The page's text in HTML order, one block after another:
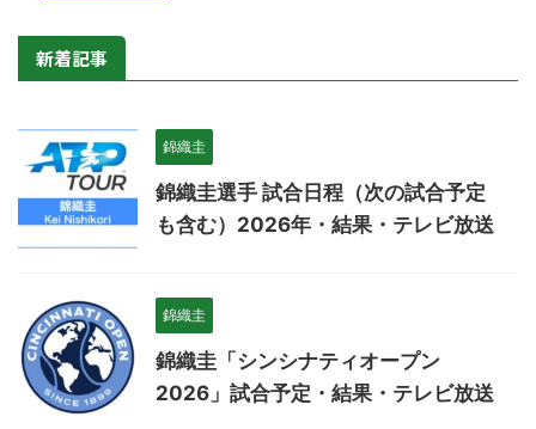
新着記事
錦織圭
錦織圭選手 試合日程（次の試合予定
も含む）2026年・結果・テレビ放送
錦織圭
錦織圭「シンシナティオープン
2026」試合予定・結果・テレビ放送